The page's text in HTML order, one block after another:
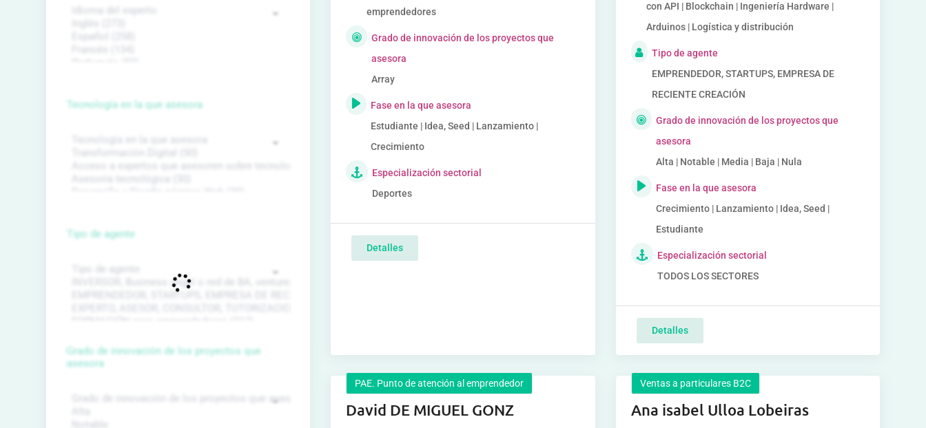
emprendedores
Grado de innovación de los proyectos que
asesora
Array
Fase en la que asesora
Estudiante | Idea, Seed | Lanzamiento |
Crecimiento
Especialización sectorial
Deportes
Detalles
con API | Blockchain | Ingeniería Hardware |
Arduinos | Logística y distribución
Tipo de agente
EMPRENDEDOR, STARTUPS, EMPRESA DE
RECIENTE CREACIÓN
Grado de innovación de los proyectos que
asesora
Alta | Notable | Media | Baja | Nula
Fase en la que asesora
Crecimiento | Lanzamiento | Idea, Seed |
Estudiante
Especialización sectorial
TODOS LOS SECTORES
Detalles
PAE. Punto de atención al emprendedor
David DE MIGUEL GONZ
Ventas a particulares B2C
Ana isabel Ulloa Lobeiras
Tecnología en la que asesora
Tipo de agente
Grado de innovación de los proyectos que
asesora